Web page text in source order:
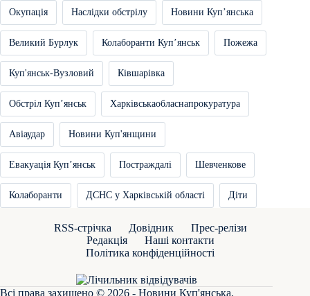
Окупація Наслідки обстрілу Новини Купʼянська
Великий Бурлук Колаборанти Купʼянськ Пожежа
Куп'янськ-Вузловий Ківшарівка
Обстріл Купʼянськ Харківськаобласнапрокуратура
Авіаудар Новини Куп'янщини
Евакуація Купʼянськ Постраждалі Шевченкове
Колаборанти ДСНС у Харківській області Діти
RSS-стрічка Довідник
Прес-релізи
Редакція
Наші контакти
Політика конфіденційності
Всі права захищено © 2026 - Новини Куп'янська.